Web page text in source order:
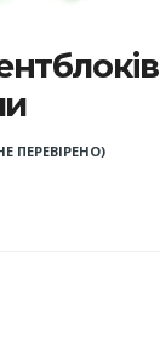
ПЕРЕВІРЕНО)